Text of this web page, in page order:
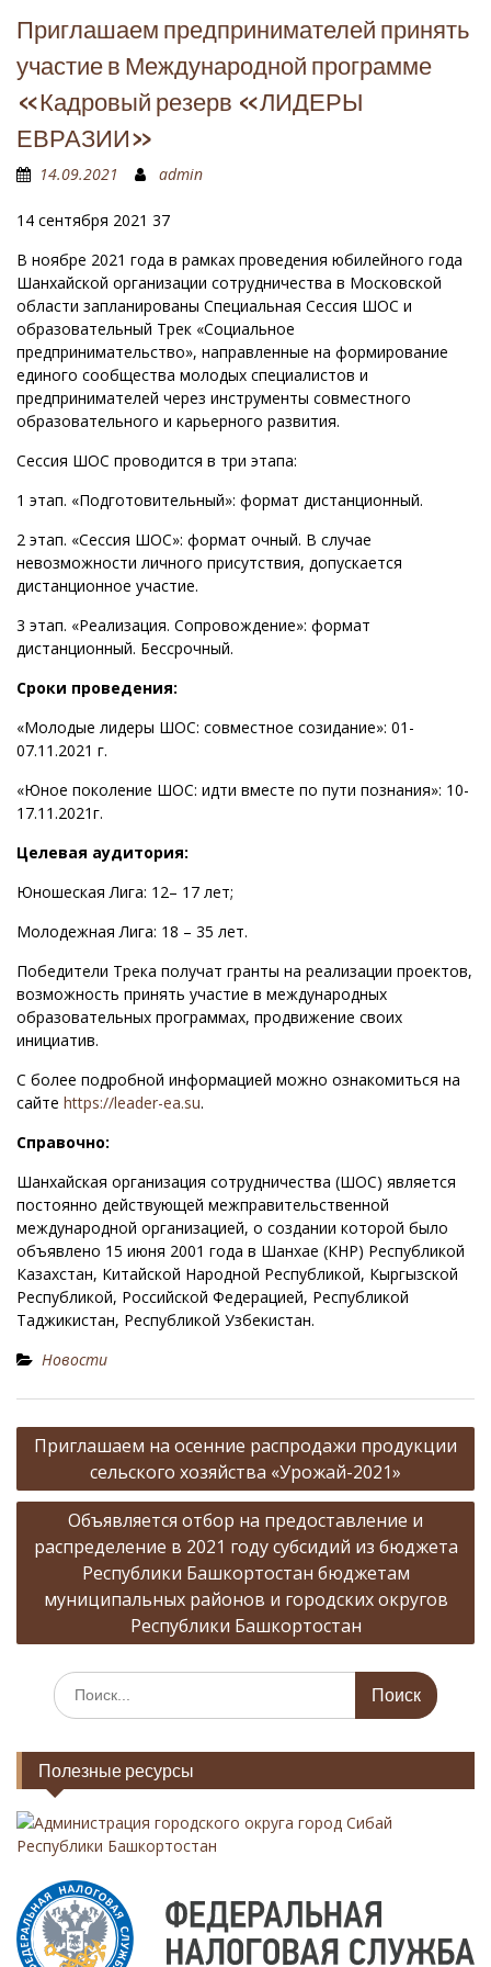
Приглашаем предпринимателей принять
участие в Международной программе
«Кадровый резерв «ЛИДЕРЫ
ЕВРАЗИИ»
14.09.2021 admin
14 сентября 2021 37
В ноябре 2021 года в рамках проведения юбилейного года
Шанхайской организации сотрудничества в Московской
области запланированы Специальная Сессия ШОС и
образовательный Трек «Социальное
предпринимательство», направленные на формирование
единого сообщества молодых специалистов и
предпринимателей через инструменты совместного
образовательного и карьерного развития.
Сессия ШОС проводится в три этапа:
1 этап. «Подготовительный»: формат дистанционный.
2 этап. «Сессия ШОС»: формат очный. В случае
невозможности личного присутствия, допускается
дистанционное участие.
3 этап. «Реализация. Сопровождение»: формат
дистанционный. Бессрочный.
Сроки проведения:
«Молодые лидеры ШОС: совместное созидание»: 01-
07.11.2021 г.
«Юное поколение ШОС: идти вместе по пути познания»: 10-
17.11.2021г.
Целевая аудитория:
Юношеская Лига: 12– 17 лет;
Молодежная Лига: 18 – 35 лет.
Победители Трека получат гранты на реализации проектов,
возможность принять участие в международных
образовательных программах, продвижение своих
инициатив.
С более подробной информацией можно ознакомиться на
сайте https://leader-ea.su.
Справочно:
Шанхайская организация сотрудничества (ШОС) является
постоянно действующей межправительственной
международной организацией, о создании которой было
объявлено 15 июня 2001 года в Шанхае (КНР) Республикой
Казахстан, Китайской Народной Республикой, Кыргызской
Республикой, Российской Федерацией, Республикой
Таджикистан, Республикой Узбекистан.
Новости
Н
в
о
з
а
п
с
я
Приглашаем на осенние распродажи продукции
сельского хозяйства «Урожай-2021»
Объявляется отбор на предоставление и
распределение в 2021 году субсидий из бюджета
Республики Башкортостан бюджетам
муниципальных районов и городских округов
Республики Башкортостан
И
с
а
т
ь
:
Полезные ресурсы
Администрация городского округа город Сибай
Республики Башкортостан